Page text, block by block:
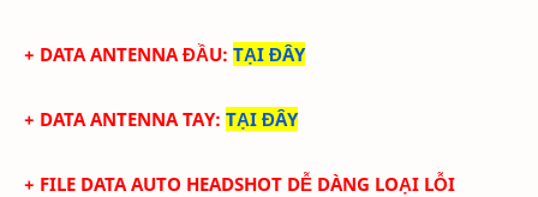
+ DATA ANTENNA ĐẦU: TẠI ĐÂY
+ DATA ANTENNA TAY: TẠI ĐÂY
+ FILE DATA AUTO HEADSHOT DỄ DÀNG LOẠI LỖI